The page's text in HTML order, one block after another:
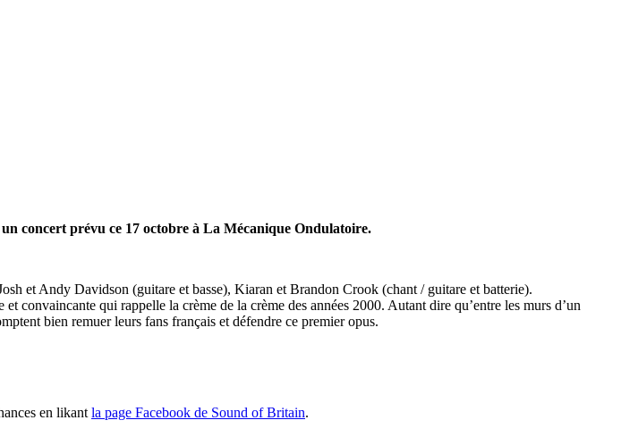
concert prévu ce 17 octobre à La Mécanique Ondulatoire.
et Andy Davidson (guitare et basse), Kiaran et Brandon Crook (chant / guitare et batterie).
convaincante qui rappelle la crème de la crème des années 2000. Autant dire qu’entre les murs d’un
bien remuer leurs fans français et défendre ce premier opus.
en likant la page Facebook de Sound of Britain.